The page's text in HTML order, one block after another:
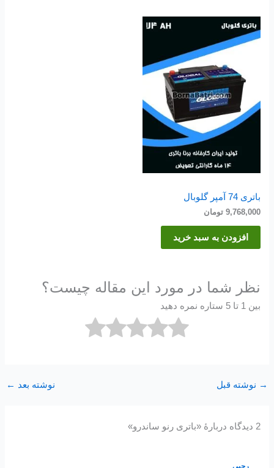
باتری 74 آمپر گلوبال
9,768,000 تومان
افزودن به سبد خرید
نظر شما در مورد این مقاله چیست؟
بین 1 تا 5 ستاره نمره دهید
→ نوشته قبل نوشته بعد ←
2 دیدگاه دربارهٔ «باتری رنو ساندرو»
رجبی